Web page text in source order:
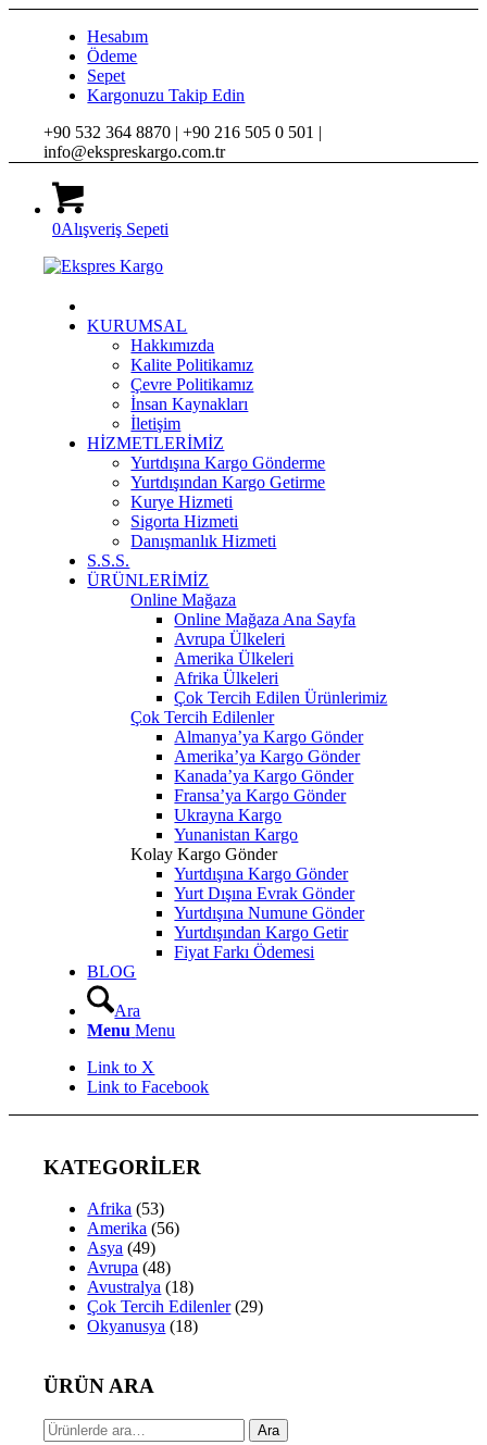
Hesabım
Ödeme
Sepet
Kargonuzu Takip Edin
+90 532 364 8870 |+90 216 505 0 501 |
info@ekspreskargo.com.tr
0Alışveriş Sepeti
KURUMSAL
Hakkımızda
Kalite Politikamız
Çevre Politikamız
İnsan Kaynakları
İletişim
HİZMETLERİMİZ
Yurtdışına Kargo Gönderme
Yurtdışından Kargo Getirme
Kurye Hizmeti
Sigorta Hizmeti
Danışmanlık Hizmeti
S.S.S.
ÜRÜNLERİMİZ
Online Mağaza
Online Mağaza Ana Sayfa
Avrupa Ülkeleri
Amerika Ülkeleri
Afrika Ülkeleri
Çok Tercih Edilen Ürünlerimiz
Çok Tercih Edilenler
Almanya’ya Kargo Gönder
Amerika’ya Kargo Gönder
Kanada’ya Kargo Gönder
Fransa’ya Kargo Gönder
Ukrayna Kargo
Yunanistan Kargo
Kolay Kargo Gönder
Yurtdışına Kargo Gönder
Yurt Dışına Evrak Gönder
Yurtdışına Numune Gönder
Yurtdışından Kargo Getir
Fiyat Farkı Ödemesi
BLOG
Ara
Menu Menu
Link to X
Link to Facebook
KATEGORİLER
Afrika (53)
Amerika (56)
Asya (49)
Avrupa (48)
Avustralya (18)
Çok Tercih Edilenler (29)
Okyanusya (18)
ÜRÜN ARA
Ara: Ara